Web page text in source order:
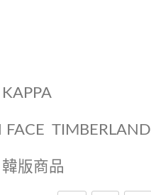
KAPPA
FACE TIMBERLAND
韓版商品